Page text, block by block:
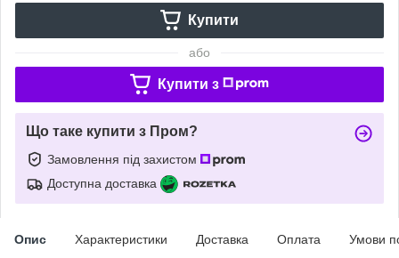
Купити
або
Купити з
Що таке купити з Пром?
Замовлення під захистом
Доступна доставка
Опис Характеристики Доставка Оплата Умови